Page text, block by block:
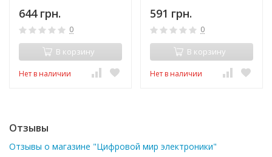
комплекте
644 грн.
0
В корзину
Нет в наличии
591 грн.
0
В корзину
Нет в наличии
Отзывы
Отзывы о магазине "Цифровой мир электроники"